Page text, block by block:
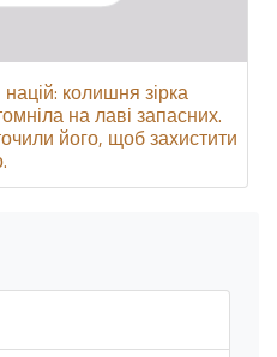
колишня зірка
на лаві запасних.
його, щоб захистити